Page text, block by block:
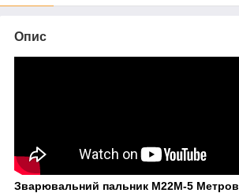
Опис
Зварювальний пальник M22М-5 Mетров